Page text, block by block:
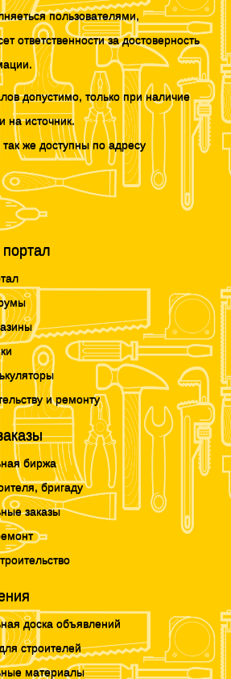
пользователями,
ответственности за достоверность
допустимо, только при наличие
на источник.
же доступны по адресу
и ремонту
биржа
бригаду
заказы
доска объявлений
строителей
материалы